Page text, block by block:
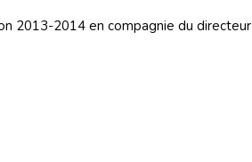
2013-2014 en compagnie du directeur